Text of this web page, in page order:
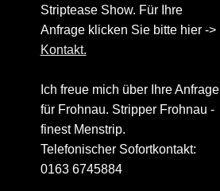
Striptease Show. Für Ihre
Anfrage klicken Sie bitte hier ->
Kontakt.
Ich freue mich über Ihre Anfrage
für Frohnau. Stripper Frohnau -
finest Menstrip.
Telefonischer Sofortkontakt:
0163 6745884